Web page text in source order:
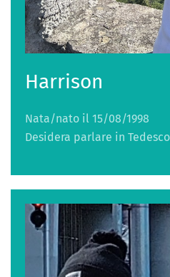
Harrison
Nata/nato il 15/08/1998
Desidera parlare in